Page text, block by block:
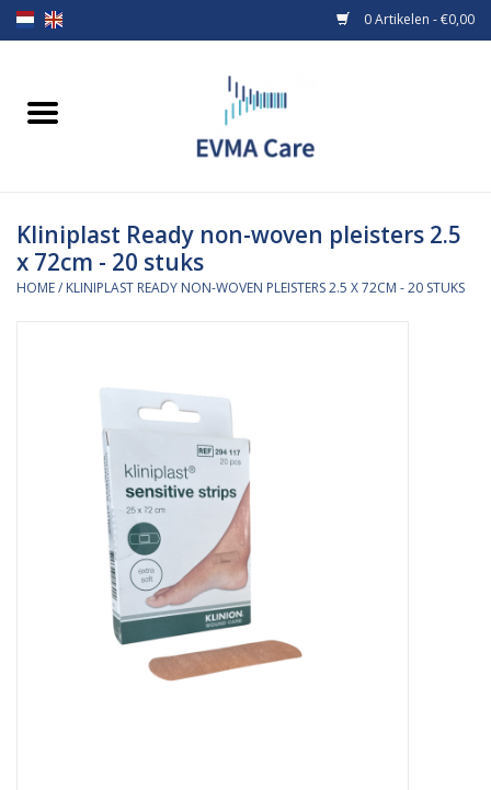
0 Artikelen - €0,00
Home
Borstvoeding
Voeding
Verbruiksmaterialen
Verzorging & Beauty
Kliniplast Ready non-woven pleisters 2.5
x 72cm - 20 stuks
HOME/ KLINIPLAST READY NON-WOVEN PLEISTERS 2.5 X 72CM - 20 STUKS